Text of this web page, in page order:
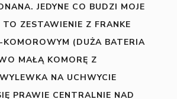
JEDYNE CO BUDZI MOJE
ZESTAWIENIE Z FRANKE
(DUŻA BATERIA
MAŁĄ KOMORĘ Z
NA UCHWYCIE
PRAWIE CENTRALNIE NAD